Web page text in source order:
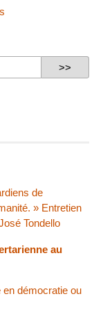
de
» Entretien
Tondello
au
démocratie ou